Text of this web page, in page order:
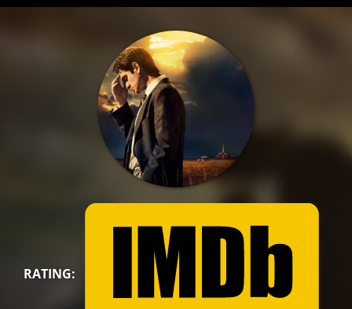
RATING: